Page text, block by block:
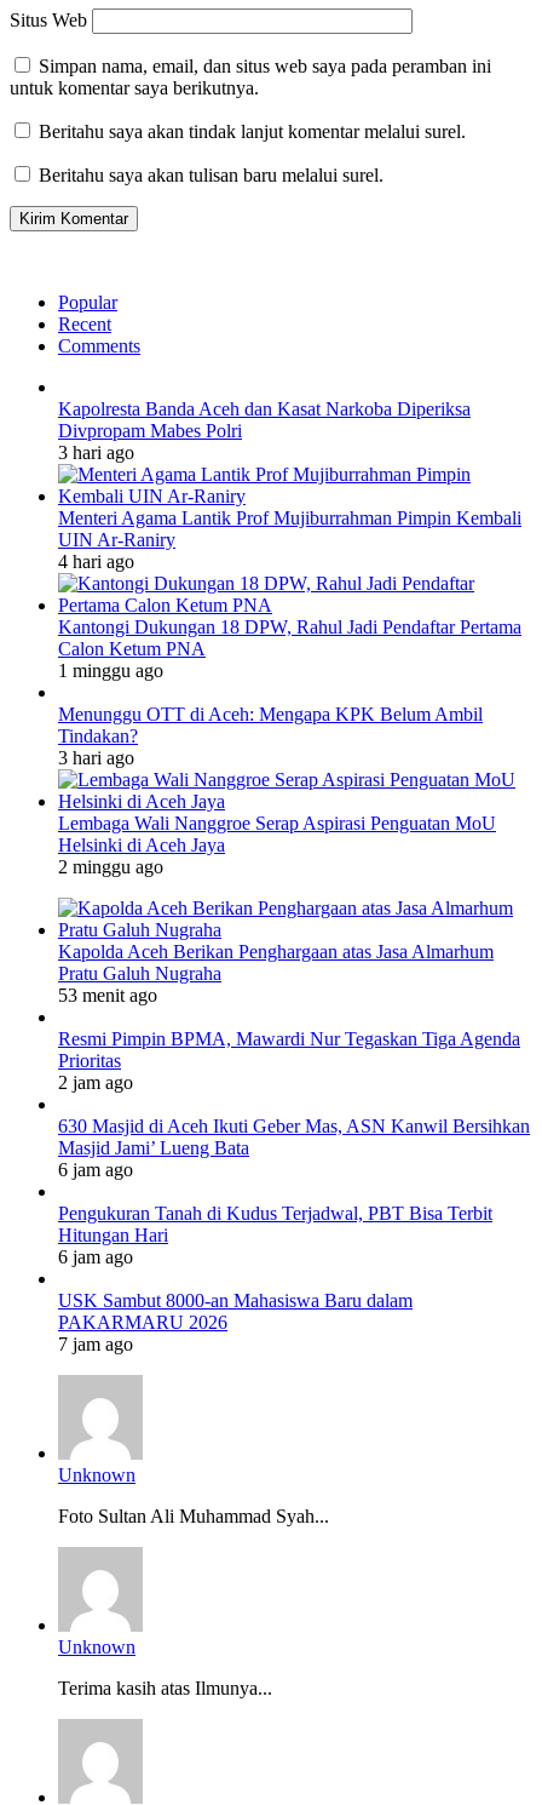
Situs Web
Simpan nama, email, dan situs web saya pada peramban ini
untuk komentar saya berikutnya.
Beritahu saya akan tindak lanjut komentar melalui surel.
Beritahu saya akan tulisan baru melalui surel.
Popular
Recent
Comments
Kapolresta Banda Aceh dan Kasat Narkoba Diperiksa
Divpropam Mabes Polri
3 hari ago
Menteri Agama Lantik Prof Mujiburrahman Pimpin Kembali
UIN Ar-Raniry
4 hari ago
Kantongi Dukungan 18 DPW, Rahul Jadi Pendaftar Pertama
Calon Ketum PNA
1 minggu ago
Menunggu OTT di Aceh: Mengapa KPK Belum Ambil
Tindakan?
3 hari ago
Lembaga Wali Nanggroe Serap Aspirasi Penguatan MoU
Helsinki di Aceh Jaya
2 minggu ago
Kapolda Aceh Berikan Penghargaan atas Jasa Almarhum
Pratu Galuh Nugraha
53 menit ago
Resmi Pimpin BPMA, Mawardi Nur Tegaskan Tiga Agenda
Prioritas
2 jam ago
630 Masjid di Aceh Ikuti Geber Mas, ASN Kanwil Bersihkan
Masjid Jami’ Lueng Bata
6 jam ago
Pengukuran Tanah di Kudus Terjadwal, PBT Bisa Terbit
Hitungan Hari
6 jam ago
USK Sambut 8000-an Mahasiswa Baru dalam
PAKARMARU 2026
7 jam ago
Unknown
Foto Sultan Ali Muhammad Syah...
Unknown
Terima kasih atas Ilmunya...